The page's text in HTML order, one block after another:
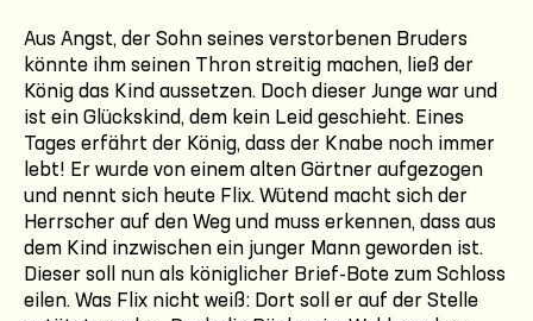
Aus Angst, der Sohn seines verstorbenen Bruders
könnte ihm seinen Thron streitig machen, ließ der
König das Kind aussetzen. Doch dieser Junge war und
ist ein Glückskind, dem kein Leid geschieht. Eines
Tages erfährt der König, dass der Knabe noch immer
lebt! Er wurde von einem alten Gärtner aufgezogen
und nennt sich heute Flix. Wütend macht sich der
Herrscher auf den Weg und muss erkennen, dass aus
dem Kind inzwischen ein junger Mann geworden ist.
Dieser soll nun als königlicher Brief-Bote zum Schloss
eilen. Was Flix nicht weiß: Dort soll er auf der Stelle